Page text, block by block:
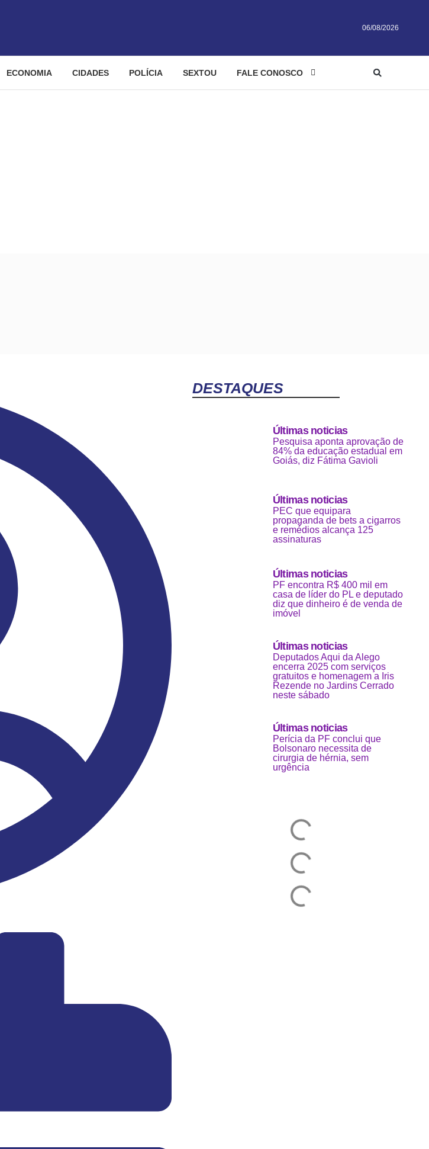
06/08/2026
ECONOMIA CIDADES POLÍCIA SEXTOU FALE CONOSCO
DESTAQUES
Últimas noticias
Pesquisa aponta aprovação de
84% da educação estadual em
Goiás, diz Fátima Gavioli
Últimas noticias
PEC que equipara
propaganda de bets a cigarros
e remédios alcança 125
assinaturas
Últimas noticias
PF encontra R$ 400 mil em
casa de líder do PL e deputado
diz que dinheiro é de venda de
imóvel
Últimas noticias
Deputados Aqui da Alego
encerra 2025 com serviços
gratuitos e homenagem a Iris
Rezende no Jardins Cerrado
neste sábado
Últimas noticias
Perícia da PF conclui que
Bolsonaro necessita de
cirurgia de hérnia, sem
urgência